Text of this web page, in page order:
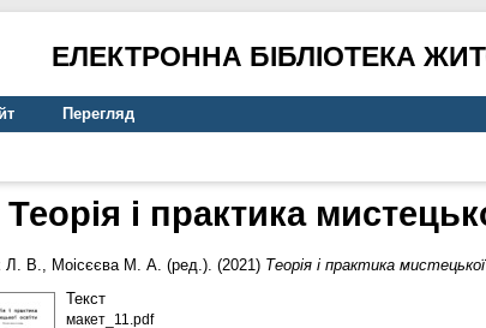
ЕЛЕКТРОННА БІБЛІОТЕКА
Перегляд
Теорія і практика
Л. В., Моісєєва М. А. (ред.). (2021) Теорія і практика
Текст
макет_11.pdf